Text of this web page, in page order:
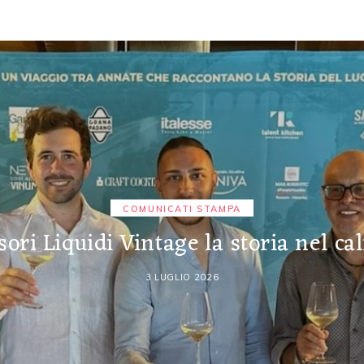
COMUNICATI STAMPA
Liquidi Vintage la storia nel
3 LUGLIO 2026